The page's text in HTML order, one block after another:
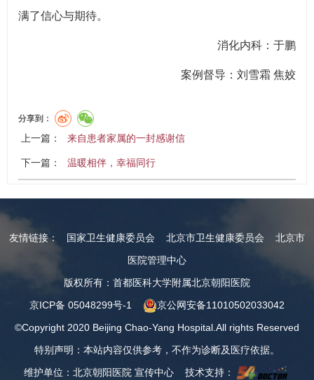
满了信心与期待。
消化内科：于鹏
案例督导：刘雪霜 焦姣
分享到：
上一篇： 来自患者家属的一封感谢信
下一篇： 温暖相伴，幸福同行
友情链接： 国家卫生健康委员会 北京市卫生健康委员会
北京市
医院管理中心
版权所有：首都医科大学附属北京朝阳医院
京ICP备 05048299号-1
京公网安备11010502033042
©Copyright 2020 Beijing Chao-Yang Hospital.All rights Reserved
特别声明：本站内容仅供参考，不作为诊断及医疗依据。
维护单位：北京朝阳医院 宣传中心 技术支持：